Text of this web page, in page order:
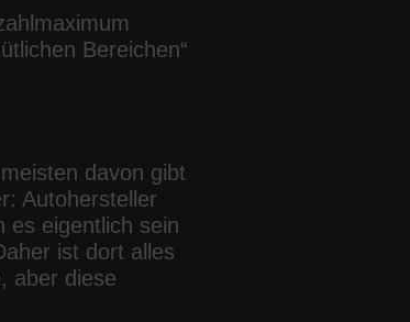
Bereichen“
davon gibt
Autohersteller
es eigentlich sein
ist dort alles
aber diese